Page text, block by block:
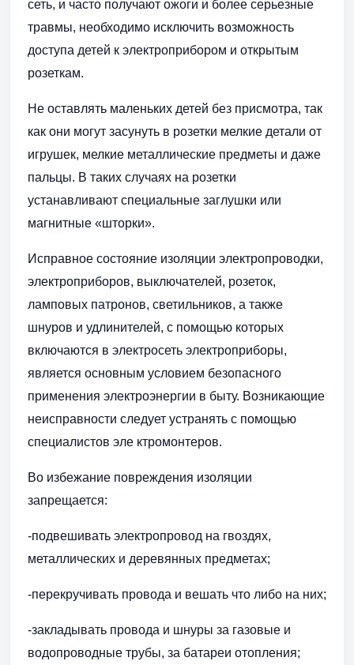
сеть, и часто получают ожоги и более серьезные
травмы, необходимо исключить возможность
доступа детей к электроприбором и открытым
розеткам.
Не оставлять маленьких детей без присмотра, так
как они могут засунуть в розетки мелкие детали от
игрушек, мелкие металлические предметы и даже
пальцы. В таких случаях на розетки
устанавливают специальные заглушки или
магнитные «шторки».
Исправное состояние изоляции электропроводки,
электроприборов, выключателей, розеток,
ламповых патронов, светильников, а также
шнуров и удлинителей, с помощью которых
включаются в электросеть электроприборы,
является основным условием безопасного
применения электроэнергии в быту. Возникающие
неисправности следует устранять с помощью
специалистов эле ктромонтеров.
Во избежание повреждения изоляции
запрещается:
-подвешивать электропровод на гвоздях,
металлических и деревянных предметах;
-перекручивать провода и вешать что либо на них;
-закладывать провода и шнуры за газовые и
водопроводные трубы, за батареи отопления;